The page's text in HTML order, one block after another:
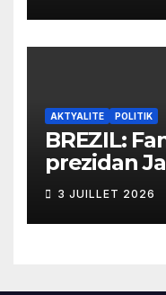
AKTYALITE POLITIK
BREZIL:
prezidan
mande
ameriken
sou tout
3 JUILLET 2026